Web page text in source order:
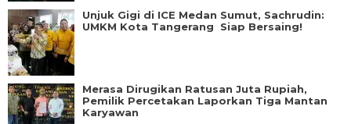
Unjuk Gigi di ICE Medan Sumut, Sachrudin:
UMKM Kota Tangerang Siap Bersaing!
Merasa Dirugikan Ratusan Juta Rupiah,
Pemilik Percetakan Laporkan Tiga Mantan
Karyawan